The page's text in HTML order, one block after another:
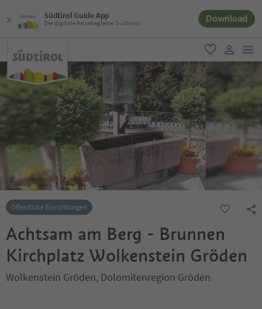
Südtirol Guide App
Der digitale Reisebegleiter Südtirols Download
favorit
user link
Öffentliche Einrichtungen
Achtsam am Berg - Brunnen
Kirchplatz Wolkenstein Gröden
Wolkenstein Gröden, Dolomitenregion Gröden